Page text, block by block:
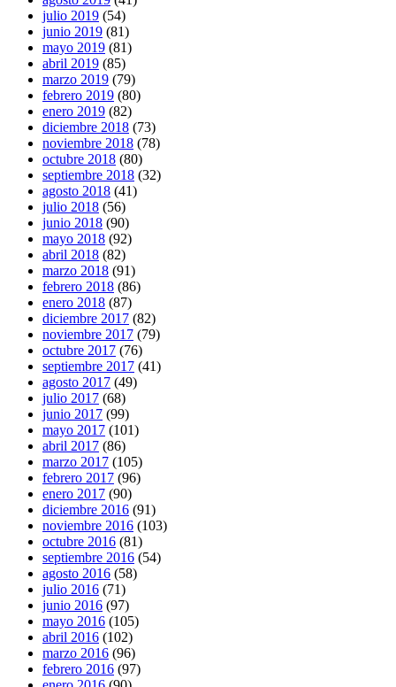
julio 2019 (54)
junio 2019 (81)
mayo 2019 (81)
abril 2019 (85)
marzo 2019 (79)
febrero 2019 (80)
enero 2019 (82)
diciembre 2018 (73)
noviembre 2018 (78)
octubre 2018 (80)
septiembre 2018 (32)
agosto 2018 (41)
julio 2018 (56)
junio 2018 (90)
mayo 2018 (92)
abril 2018 (82)
marzo 2018 (91)
febrero 2018 (86)
enero 2018 (87)
diciembre 2017 (82)
noviembre 2017 (79)
octubre 2017 (76)
septiembre 2017 (41)
agosto 2017 (49)
julio 2017 (68)
junio 2017 (99)
mayo 2017 (101)
abril 2017 (86)
marzo 2017 (105)
febrero 2017 (96)
enero 2017 (90)
diciembre 2016 (91)
noviembre 2016 (103)
octubre 2016 (81)
septiembre 2016 (54)
agosto 2016 (58)
julio 2016 (71)
junio 2016 (97)
mayo 2016 (105)
abril 2016 (102)
marzo 2016 (96)
febrero 2016 (97)